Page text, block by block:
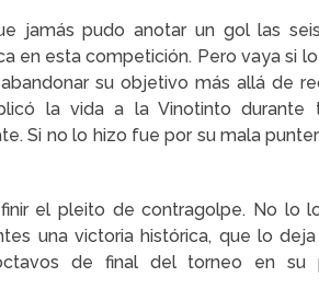
jamás pudo anotar un gol las
en esta competición. Pero vaya si
su objetivo más allá de
la vida a la Vinotinto durante
Si no lo hizo fue por su mala
el pleito de contragolpe. No lo
una victoria histórica, que lo
de final del torneo en su